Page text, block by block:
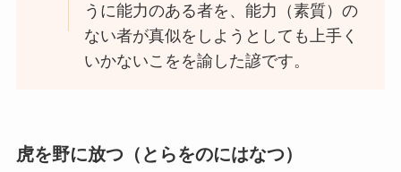
うに能力のある者を、能力（素質）の
ない者が真似をしようとしても上手く
いかないこをを諭した諺です。
虎を野に放つ（とらをのにはなつ）